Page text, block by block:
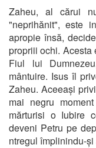
Zaheu, al cărui
"neprihănit", este
apropie însă,
propriii ochi. Acesta
Fiul lui
mântuire. Isus îl
Zaheu. Aceeași
mai negru
mărturisi o Iubire
deveni Petru pe
ntregul împlinindu-